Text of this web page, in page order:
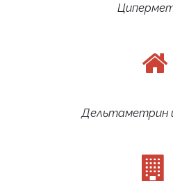
Дельтаметрин